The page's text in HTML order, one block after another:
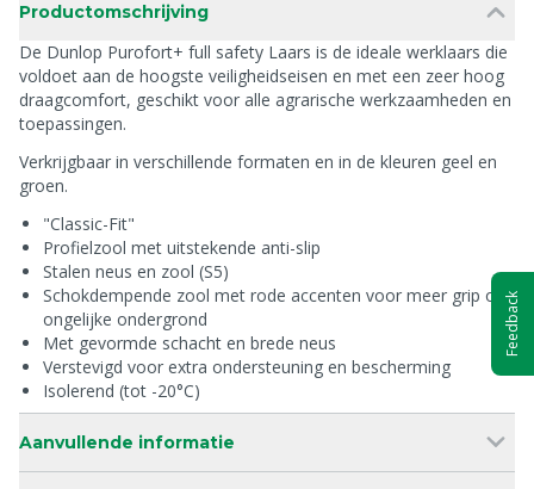
Productomschrijving
De Dunlop Purofort+ full safety Laars is de ideale werklaars die
voldoet aan de hoogste veiligheidseisen en met een zeer hoog
draagcomfort, geschikt voor alle agrarische werkzaamheden en
toepassingen.
Verkrijgbaar in verschillende formaten en in de kleuren geel en
groen.
"Classic-Fit"
Profielzool met uitstekende anti-slip
Stalen neus en zool (S5)
Schokdempende zool met rode accenten voor meer grip op
ongelijke ondergrond
Met gevormde schacht en brede neus
Verstevigd voor extra ondersteuning en bescherming
Isolerend (tot -20°C)
Aanvullende informatie
Feedback